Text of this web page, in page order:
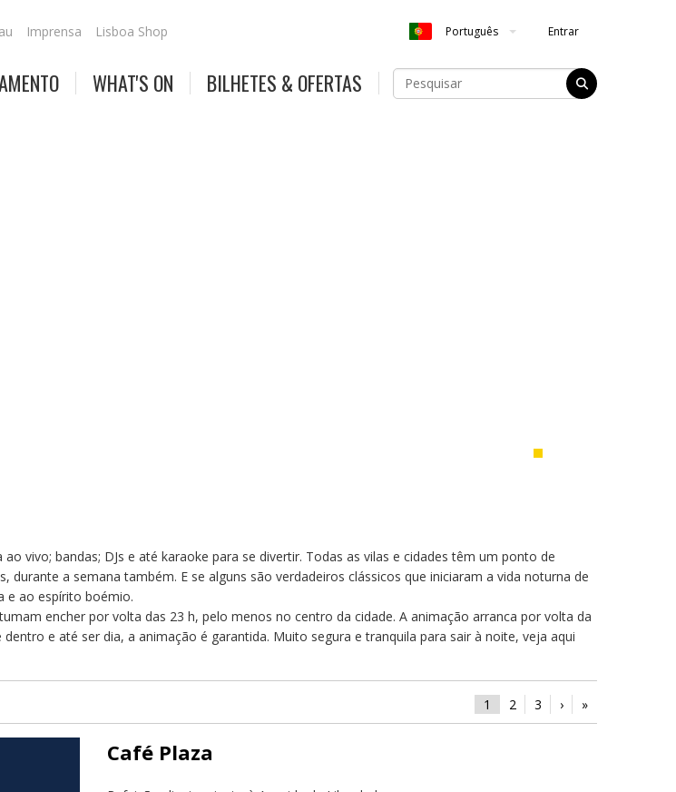
Imprensa Lisboa Shop Português Entrar
WHAT'S ON BILHETES & OFERTAS
vivo; bandas; DJs e até karaoke para se divertir. Todas as vilas e cidades têm um ponto de
a semana também. E se alguns são verdadeiros clássicos que iniciaram a vida noturna de
e ao espírito boémio.
encher por volta das 23 h, pelo menos no centro da cidade. A animação arranca por volta da
e até ser dia, a animação é garantida. Muito segura e tranquila para sair à noite, veja aqui
1 2 3 › »
Café Plaza